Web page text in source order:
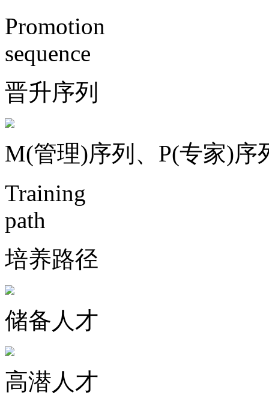
Promotion
sequence
晋升序列
M(管理)序列、P(专家)序
Training
path
培养路径
储备人才
高潜人才